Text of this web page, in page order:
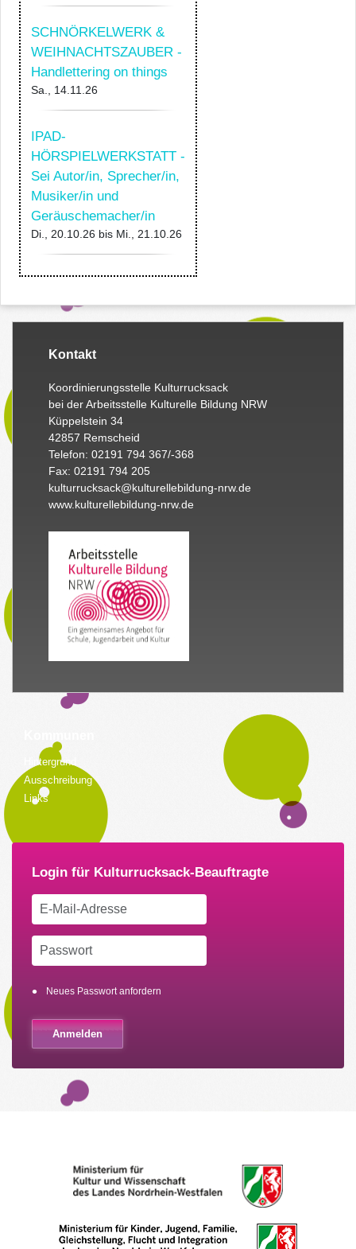
SCHNÖRKELWERK &
WEIHNACHTSZAUBER -
Handlettering on things
Sa., 14.11.26
IPAD-
HÖRSPIELWERKSTATT -
Sei Autor/in, Sprecher/in,
Musiker/in und
Geräuschemacher/in
Di., 20.10.26 bis Mi., 21.10.26
Kontakt
Koordinierungsstelle Kulturrucksack
bei der Arbeitsstelle Kulturelle Bildung NRW
Küppelstein 34
42857 Remscheid
Telefon: 02191 794 367/-368
Fax: 02191 794 205
kulturrucksack@kulturellebildung-nrw.de
www.kulturellebildung-nrw.de
Hintergrund
Ausschreibung
Links
Neues Passwort anfordern